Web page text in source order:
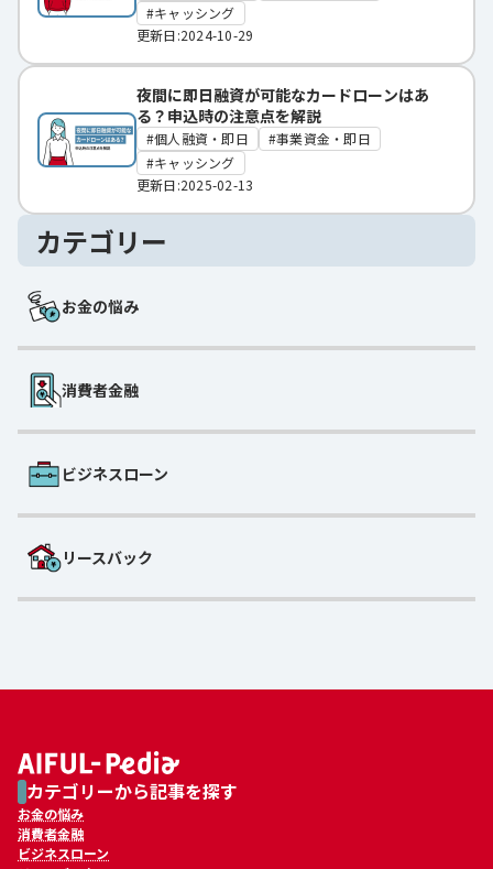
キャッシング
更新日:2024-10-29
夜間に即日融資が可能なカードローンはあ
る？申込時の注意点を解説
個人融資・即日
事業資金・即日
キャッシング
更新日:2025-02-13
カテゴリー
お金の悩み
消費者金融
ビジネスローン
リースバック
カテゴリーから記事を探す
お金の悩み
消費者金融
ビジネスローン